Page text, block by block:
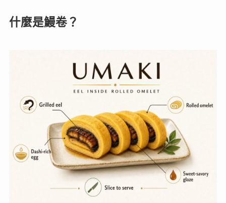
什麼是鰻卷？